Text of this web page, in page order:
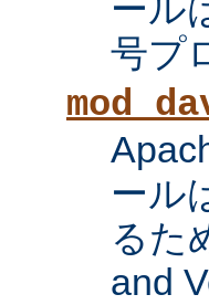
ール
号プ
ール
るた
and